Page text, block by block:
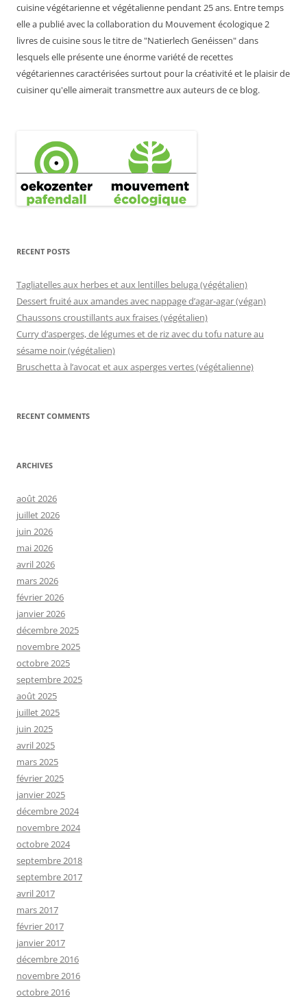
cuisine végétarienne et végétalienne pendant 25 ans. Entre temps
elle a publié avec la collaboration du Mouvement écologique 2
livres de cuisine sous le titre de "Natierlech Genéissen" dans
lesquels elle présente une énorme variété de recettes
végétariennes caractérisées surtout pour la créativité et le plaisir de
cuisiner qu'elle aimerait transmettre aux auteurs de ce blog.
RECENT POSTS
Tagliatelles aux herbes et aux lentilles beluga (végétalien)
Dessert fruité aux amandes avec nappage d’agar-agar (végan)
Chaussons croustillants aux fraises (végétalien)
Curry d’asperges, de légumes et de riz avec du tofu nature au
sésame noir (végétalien)
Bruschetta à l’avocat et aux asperges vertes (végétalienne)
RECENT COMMENTS
ARCHIVES
août 2026
juillet 2026
juin 2026
mai 2026
avril 2026
mars 2026
février 2026
janvier 2026
décembre 2025
novembre 2025
octobre 2025
septembre 2025
août 2025
juillet 2025
juin 2025
avril 2025
mars 2025
février 2025
janvier 2025
décembre 2024
novembre 2024
octobre 2024
septembre 2018
septembre 2017
avril 2017
mars 2017
février 2017
janvier 2017
décembre 2016
novembre 2016
octobre 2016